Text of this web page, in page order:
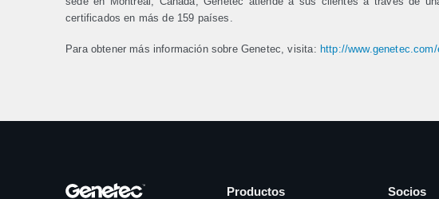
certificados en más de 159 países.
Para obtener más información sobre Genetec, visita: http://www.genetec.com/
Productos Socios